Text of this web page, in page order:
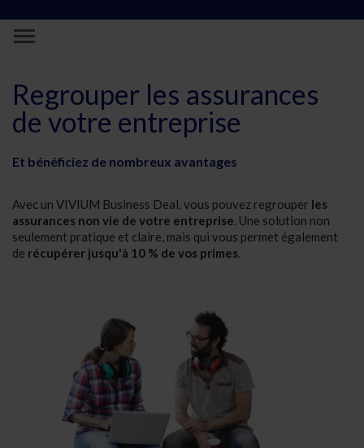
Regroupez les assurances de votre
Regrouper les assurances
de votre entreprise
Et bénéficiez de nombreux avantages
Avec un VIVIUM Business Deal, vous pouvez regrouper les
assurances non vie de votre entreprise. Une solution non
seulement pratique et claire, mais qui vous permet également
de récupérer jusqu'à 10 % de vos primes.